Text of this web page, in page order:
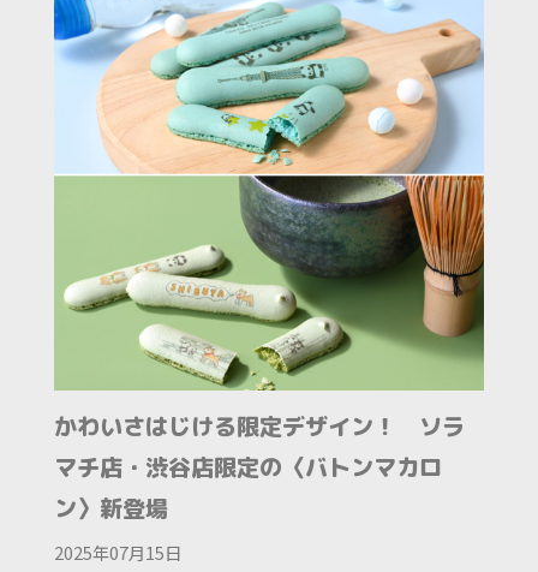
かわいさはじける限定デザイン！ ソラ
マチ店・渋谷店限定の〈バトンマカロ
ン〉新登場
2025年07月15日